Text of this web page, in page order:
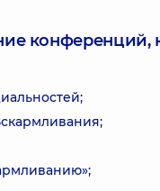
конференций,